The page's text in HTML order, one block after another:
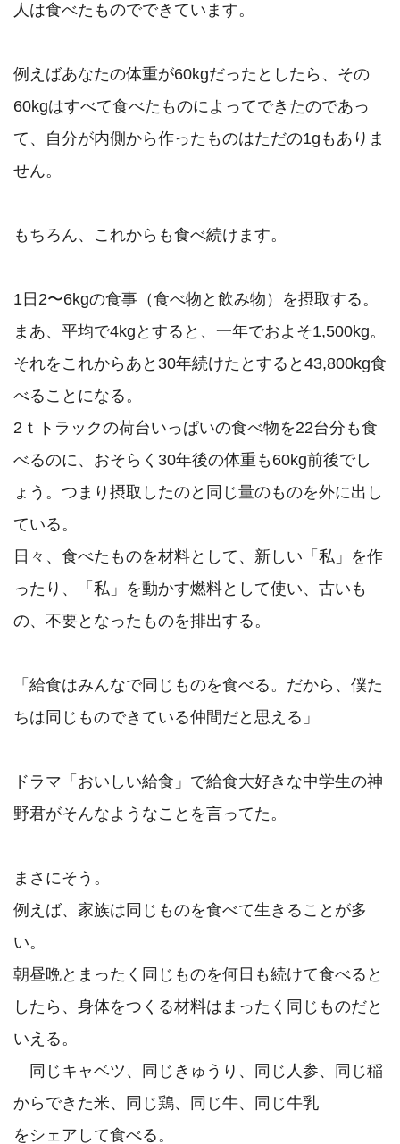
人は食べたものでできています。
例えばあなたの体重が60kgだったとしたら、その
60kgはすべて食べたものによってできたのであっ
て、自分が内側から作ったものはただの1gもありま
せん。
もちろん、これからも食べ続けます。
1日2〜6kgの食事（食べ物と飲み物）を摂取する。
まあ、平均で4kgとすると、一年でおよそ1,500kg。
それをこれからあと30年続けたとすると43,800kg食
べることになる。
2ｔトラックの荷台いっぱいの食べ物を22台分も食
べるのに、おそらく30年後の体重も60kg前後でし
ょう。つまり摂取したのと同じ量のものを外に出し
ている。
日々、食べたものを材料として、新しい「私」を作
ったり、「私」を動かす燃料として使い、古いも
の、不要となったものを排出する。
「給食はみんなで同じものを食べる。だから、僕た
ちは同じものできている仲間だと思える」
ドラマ「おいしい給食」で給食大好きな中学生の神
野君がそんなようなことを言ってた。
まさにそう。
例えば、家族は同じものを食べて生きることが多
い。
朝昼晩とまったく同じものを何日も続けて食べると
したら、身体をつくる材料はまったく同じものだと
いえる。
同じキャベツ、同じきゅうり、同じ人参、同じ稲
からできた米、同じ鶏、同じ牛、同じ牛乳
をシェアして食べる。